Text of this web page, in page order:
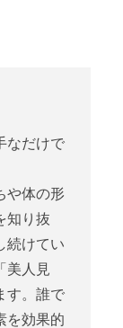
なだけで
や体の形
知り抜
続けてい
美人見
す。誰で
を効果的